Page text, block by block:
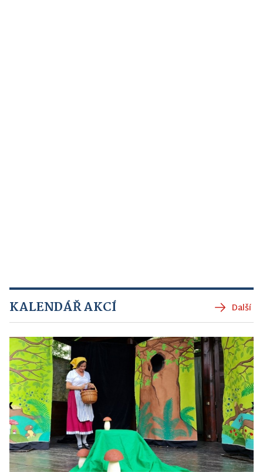
KALENDÁŘ AKCÍ Další